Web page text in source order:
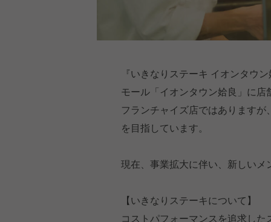
『いきなりステーキ イオンタウ
モール「イオンタウン姶良」に
フランチャイズ店ではあります
を目指しています。
現在、事業拡大に伴い、新しいメ
【いきなりステーキについて】
コストパフォーマンスを追求し